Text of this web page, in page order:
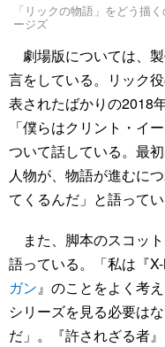
「リックの物語」をどう描
ージズ
劇場版については、
言をしている。リック
表されたばかりの2018
「僕らはクリント・イ
ついて話している。最
人物が、物語が進むに
てくるんだ」と語ってい
また、脚本のスコッ
語っている。「私は『
ガン』のことをよく考
シリーズを見る必要は
だ」。『許されざる者